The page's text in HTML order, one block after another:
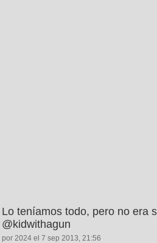
Lo teníamos todo, pero no era
@kidwithagun
por 2024 el 7 sep 2013, 21:56